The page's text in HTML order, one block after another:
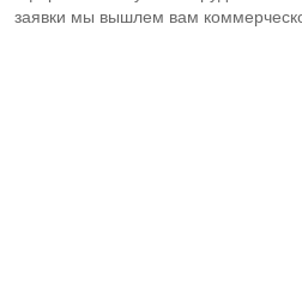
заявки мы вышлем вам